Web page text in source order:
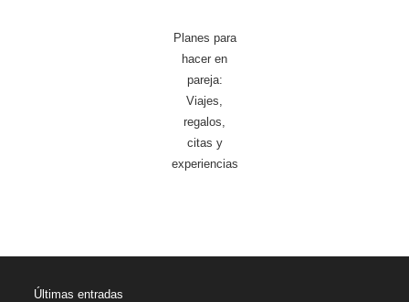
Planes para
hacer en
pareja:
Viajes,
regalos,
citas y
experiencias
Últimas entradas